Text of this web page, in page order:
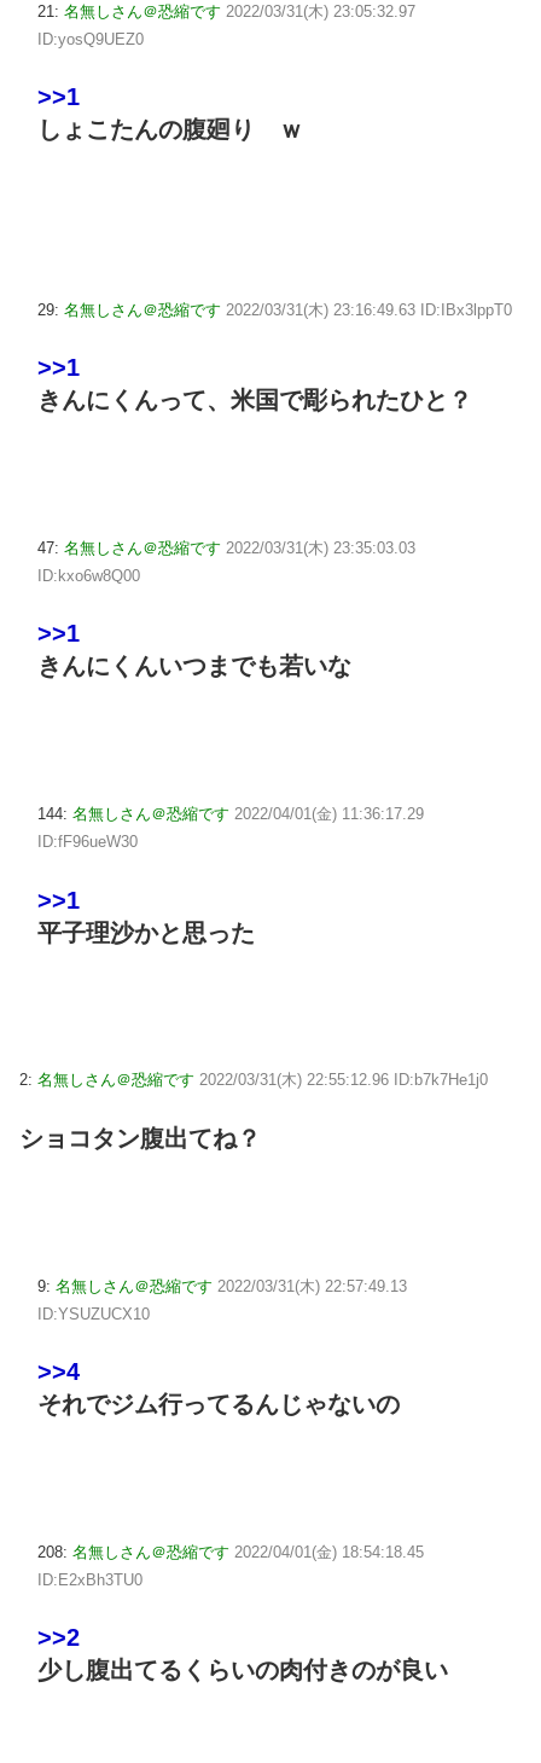
21: 名無しさん＠恐縮です 2022/03/31(木) 23:05:32.97
ID:yosQ9UEZ0
>>1
しょこたんの腹廻り ｗ
29: 名無しさん＠恐縮です 2022/03/31(木) 23:16:49.63 ID:IBx3lppT0
>>1
きんにくんって、米国で彫られたひと？
47: 名無しさん＠恐縮です 2022/03/31(木) 23:35:03.03
ID:kxo6w8Q00
>>1
きんにくんいつまでも若いな
144: 名無しさん＠恐縮です 2022/04/01(金) 11:36:17.29
ID:fF96ueW30
>>1
平子理沙かと思った
2: 名無しさん＠恐縮です 2022/03/31(木) 22:55:12.96 ID:b7k7He1j0
ショコタン腹出てね？
9: 名無しさん＠恐縮です 2022/03/31(木) 22:57:49.13
ID:YSUZUCX10
>>4
それでジム行ってるんじゃないの
208: 名無しさん＠恐縮です 2022/04/01(金) 18:54:18.45
ID:E2xBh3TU0
>>2
少し腹出てるくらいの肉付きのが良い